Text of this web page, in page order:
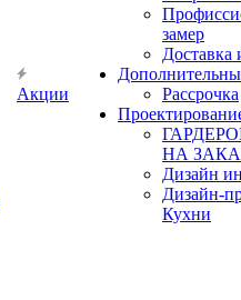
Акции
замер
Доставка
Рассрочка
НА
Дизайн
Дизайн-
Кухни